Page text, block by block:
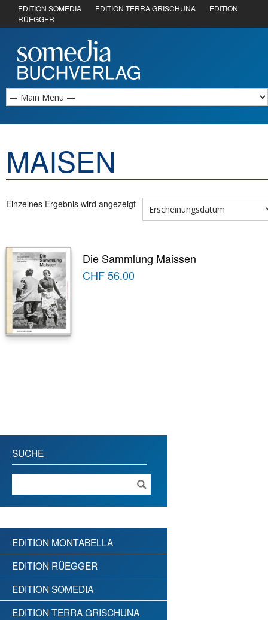
EDITION SOMEDIA EDITION TERRA GRISCHUNA
EDITION
RÜEGGER
MAISEN
Einzelnes Ergebnis wird angezeigt
Die Sammlung Maissen
CHF56.00
SUCHE
EDITION MONTABELLA
EDITION RÜEGGER
EDITION SOMEDIA
EDITION TERRA GRISCHUNA